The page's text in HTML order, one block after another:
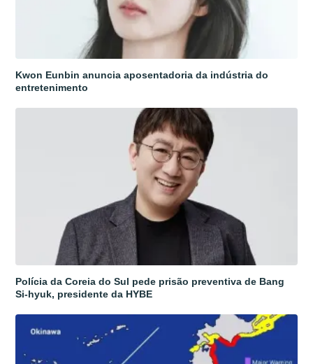
Kwon Eunbin anuncia aposentadoria da indústria do
entretenimento
Polícia da Coreia do Sul pede prisão preventiva de Bang
Si-hyuk, presidente da HYBE